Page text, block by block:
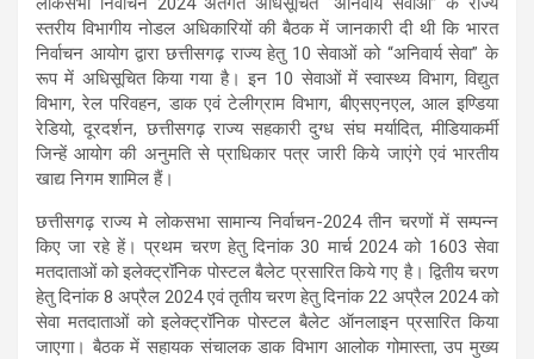
स्तरीय विभागीय नोडल अधिकारियों की बैठक में जानकारी दी थी कि भारत
निर्वाचन आयोग द्वारा छत्तीसगढ़ राज्य हेतु 10 सेवाओं को “अनिवार्य सेवा” के
रूप में अधिसूचित किया गया है। इन 10 सेवाओं में स्वास्थ्य विभाग, विद्युत
विभाग, रेल परिवहन, डाक एवं टेलीग्राम विभाग, बीएसएनएल, आल इण्डिया
रेडियो, दूरदर्शन, छत्तीसगढ़ राज्य सहकारी दुग्ध संघ मर्यादित, मीडियाकर्मी
जिन्हें आयोग की अनुमति से प्राधिकार पत्र जारी किये जाएंगे एवं भारतीय
खाद्य निगम शामिल हैं।
छत्तीसगढ़ राज्य मे लोकसभा सामान्य निर्वाचन-2024 तीन चरणों में सम्पन्न
किए जा रहे हें। प्रथम चरण हेतु दिनांक 30 मार्च 2024 को 1603 सेवा
मतदाताओं को इलेक्ट्रॉनिक पोस्टल बैलेट प्रसारित किये गए है। द्वितीय चरण
हेतु दिनांक 8 अप्रैल 2024 एवं तृतीय चरण हेतु दिनांक 22 अप्रैल 2024 को
सेवा मतदाताओं को इलेक्ट्रॉनिक पोस्टल बैलेट ऑनलाइन प्रसारित किया
जाएगा। बैठक में सहायक संचालक डाक विभाग आलोक गोमास्ता, उप मुख्य